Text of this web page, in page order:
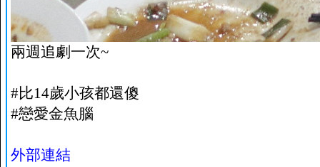
兩週追劇一次~
#比14歲小孩都還傻
#戀愛金魚腦
外部連結